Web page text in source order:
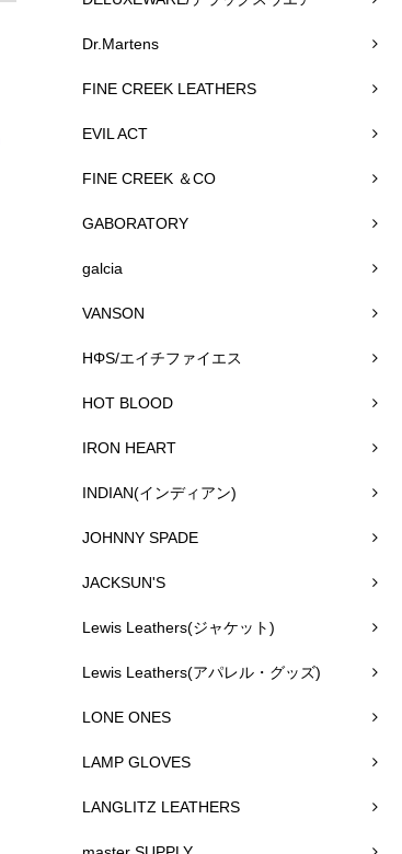
Dr.Martens
FINE CREEK LEATHERS
EVIL ACT
FINE CREEK ＆CO
GABORATORY
galcia
VANSON
HΦS/エイチファイエス
HOT BLOOD
IRON HEART
INDIAN(インディアン)
JOHNNY SPADE
JACKSUN'S
Lewis Leathers(ジャケット)
Lewis Leathers(アパレル・グッズ)
LONE ONES
LAMP GLOVES
LANGLITZ LEATHERS